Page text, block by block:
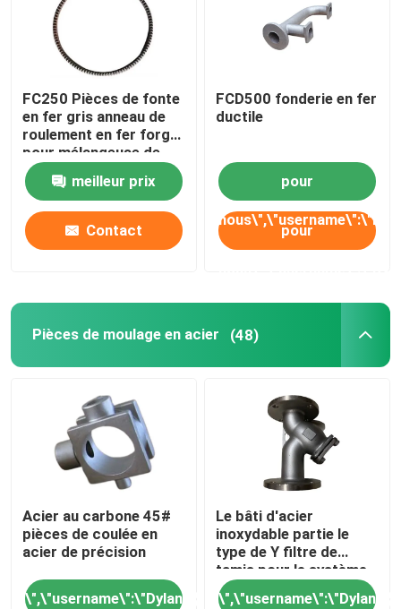
FC250 Pièces de fonte
en fer gris anneau de
roulement en fer forgé
pour mélangeuse de
béton
meilleur prix
Contact
FCD500 fonderie en fer
ductile
pour
pour
Contact
Pièces de moulage en acier
(48)
Acier au carbone 45#
pièces de coulée en
acier de précision
\",\"username\":\"Dylan\"}","","","","meilleur
Le bâti d'acier
inoxydable partie le
type de Y filtre de
tamis pour le système
de tuyau